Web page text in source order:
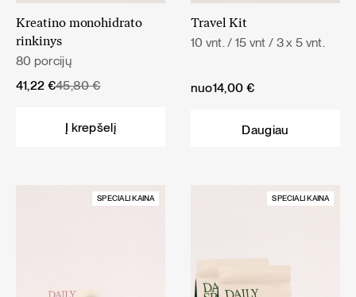
Kreatino monohidrato
rinkinys
80 porcijų
45,80€
Original
41,22 €
Current
Į krepšelį
Travel Kit
10 vnt. / 15 vnt / 3 x 5 vnt.
nuo14,00 €
Daugiau
SPECIALI KAINA SPECIALI KAINA